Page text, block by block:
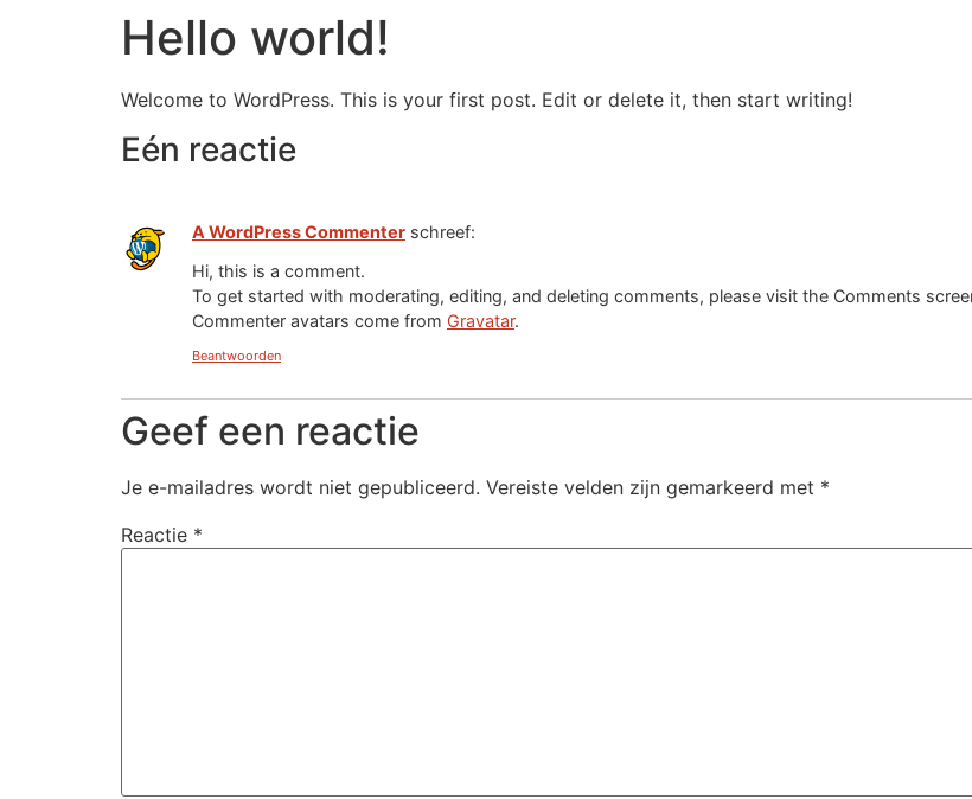
Hello world!
Welcome to WordPress. This is your first post. Edit or delete it, then start writing!
Eén reactie
A WordPress Commenter schreef:
Hi, this is a comment.
To get started with moderating, editing, and deleting comments, please visit the Comments
Commenter avatars come from Gravatar.
Beantwoorden
Geef een reactie
Je e-mailadres wordt niet gepubliceerd. Vereiste velden zijn gemarkeerd met *
Reactie *